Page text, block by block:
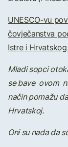
UNESCO-vu
čovječanstva
Istre i Hrvatskog
Mladi sopci
se bave ovom
način pomažu
Hrvatskoj.
Oni su nada da